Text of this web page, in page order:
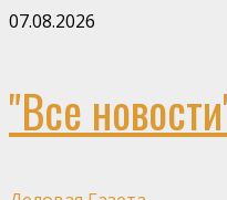
Skip
07.08.2026
"Все